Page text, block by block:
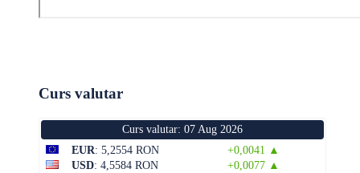
Curs valutar
Curs valutar: 07 Aug 2026
EUR: 5,2554 RON
+0,0041 ▲
USD: 4,5584 RON
+0,0077 ▲